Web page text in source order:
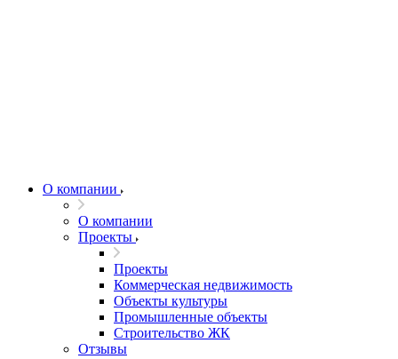
О компании
О компании
Проекты
Проекты
Коммерческая недвижимость
Объекты культуры
Промышленные объекты
Строительство ЖК
Отзывы